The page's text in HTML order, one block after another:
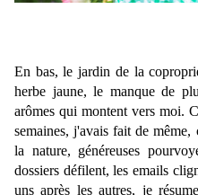
En bas, le jardin de la
herbe jaune, le manque de
arômes qui montent vers moi.
semaines, j'avais fait de
la nature, généreuses
dossiers défilent, les emails
uns après les autres, je